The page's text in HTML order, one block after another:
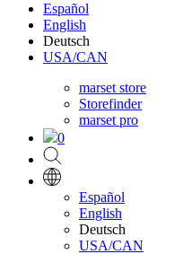
Español
English
Deutsch
USA/CAN
marset store
Storefinder
marset pro
0
Español
English
Deutsch
USA/CAN